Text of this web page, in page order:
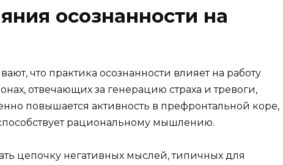
осознанности на
что практика осознанности влияет на работу
отвечающих за генерацию страха и тревоги,
повышается активность в префронтальной коре,
рациональному мышлению.
цепочку негативных мыслей, типичных для